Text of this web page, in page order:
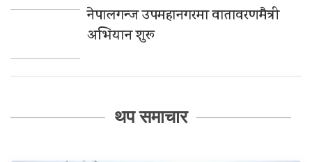
नेपालगन्ज उपमहानगरमा वातावरणमैत्री
अभियान शुरू
थप समाचार